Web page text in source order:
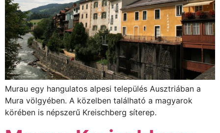
Murau egy hangulatos alpesi település Ausztriában a
Mura völgyében. A közelben található a magyarok
körében is népszerű Kreischberg síterep.